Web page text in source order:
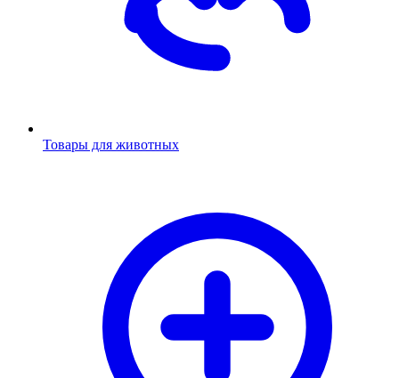
Товары для животных